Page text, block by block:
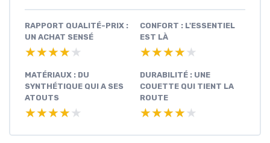
RAPPORT QUALITÉ-PRIX :
UN ACHAT SENSÉ
★★★★★
★★★★★
CONFORT : L'ESSENTIEL
EST LÀ
★★★★★
★★★★★
MATÉRIAUX : DU
SYNTHÉTIQUE QUI A SES
ATOUTS
★★★★★
★★★★★
DURABILITÉ : UNE
COUETTE QUI TIENT LA
ROUTE
★★★★★
★★★★★